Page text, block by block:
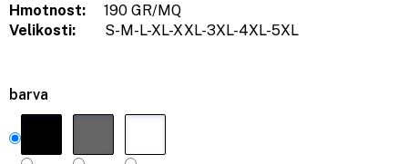
barva
Hmotnost:
190 GR/MQ
Velikosti:
S-M-L-XL-XXL-3XL-4XL-5XL